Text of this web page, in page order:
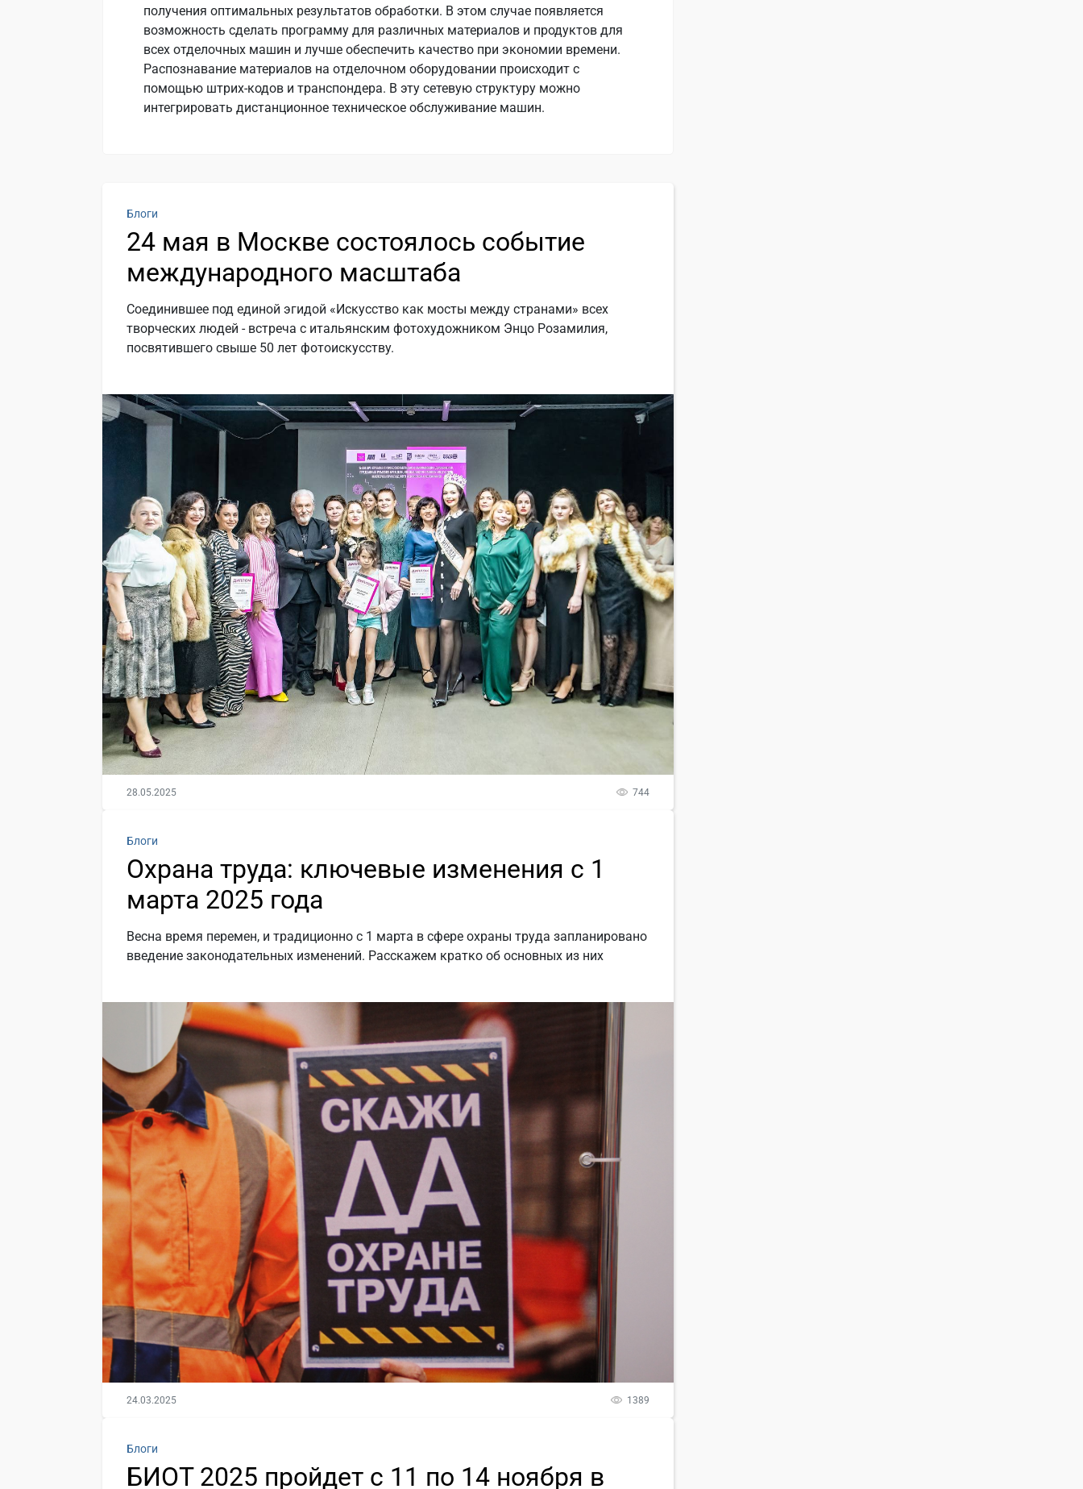
получения оптимальных результатов обработки. В этом случае появляется
возможность сделать программу для различных материалов и продуктов для
всех отделочных машин и лучше обеспечить качество при экономии времени.
Распознавание материалов на отделочном оборудовании происходит с
помощью штрих-кодов и транспондера. В эту сетевую структуру можно
интегрировать дистанционное техническое обслуживание машин.
Блоги
24 мая в Москве состоялось событие
международного масштаба
Соединившее под единой эгидой «Искусство как мосты между странами» всех
творческих людей - встреча с итальянским фотохудожником Энцо Розамилия,
посвятившего свыше 50 лет фотоискусству.
28.05.2025 744
Блоги
Охрана труда: ключевые изменения с 1
марта 2025 года
Весна время перемен, и традиционно с 1 марта в сфере охраны труда запланировано
введение законодательных изменений. Расскажем кратко об основных из них
24.03.2025 1389
Блоги
БИОТ 2025 пройдет с 11 по 14 ноября в